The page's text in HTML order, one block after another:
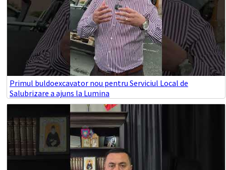
Primul buldoexcavator nou pentru Serviciul Local de
Salubrizare a ajuns la Lumina